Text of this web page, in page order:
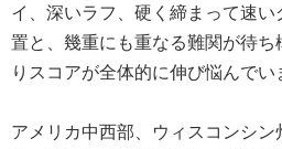
イ、深いラフ、硬く締まって速
置と、幾重にも重なる難関が待
りスコアが全体的に伸び悩んでい
アメリカ中西部、ウィスコンシ